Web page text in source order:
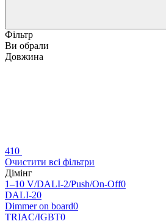
Фільтр
Ви обрали
Довжина
410
Очистити всі фільтри
Дімінг
1–10 V/DALI-2/Push/On-Off0
DALI-20
Dimmer on board0
TRIAC/IGBT0